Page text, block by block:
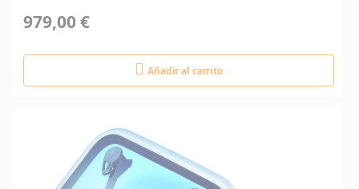
979,00 €
Añadir al carrito